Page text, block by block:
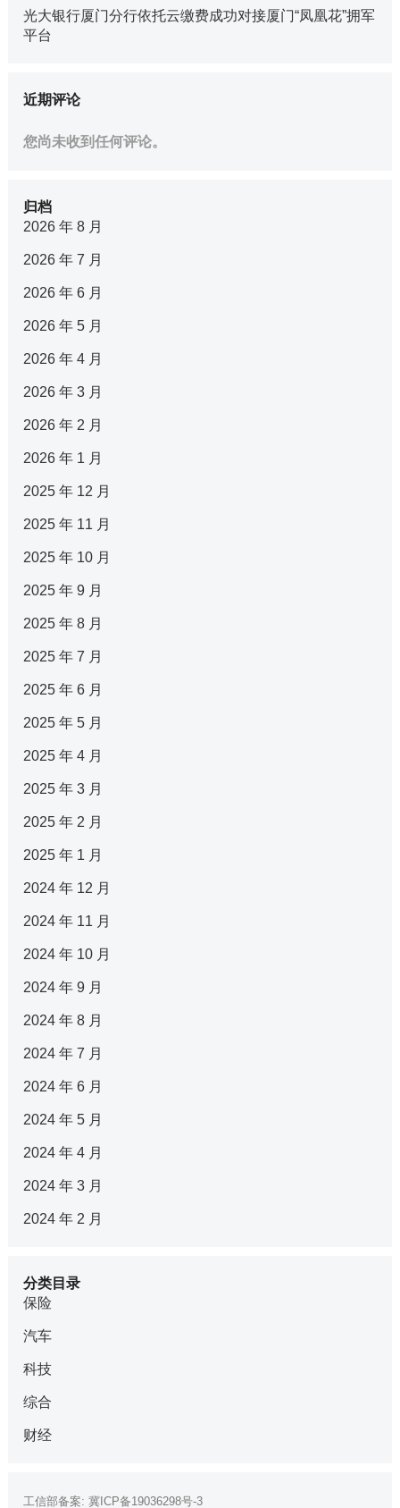
光大银行厦门分行依托云缴费成功对接厦门“凤凰花”拥军
平台
近期评论
您尚未收到任何评论。
归档
2026 年 8 月
2026 年 7 月
2026 年 6 月
2026 年 5 月
2026 年 4 月
2026 年 3 月
2026 年 2 月
2026 年 1 月
2025 年 12 月
2025 年 11 月
2025 年 10 月
2025 年 9 月
2025 年 8 月
2025 年 7 月
2025 年 6 月
2025 年 5 月
2025 年 4 月
2025 年 3 月
2025 年 2 月
2025 年 1 月
2024 年 12 月
2024 年 11 月
2024 年 10 月
2024 年 9 月
2024 年 8 月
2024 年 7 月
2024 年 6 月
2024 年 5 月
2024 年 4 月
2024 年 3 月
2024 年 2 月
分类目录
保险
汽车
科技
综合
财经
工信部备案: 冀ICP备19036298号-3